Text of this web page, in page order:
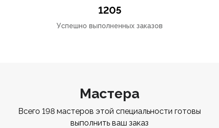
1205
Успешно выполненных заказов
Мастера
Всего 198 мастеров этой специальности готовы
выполнить ваш заказ